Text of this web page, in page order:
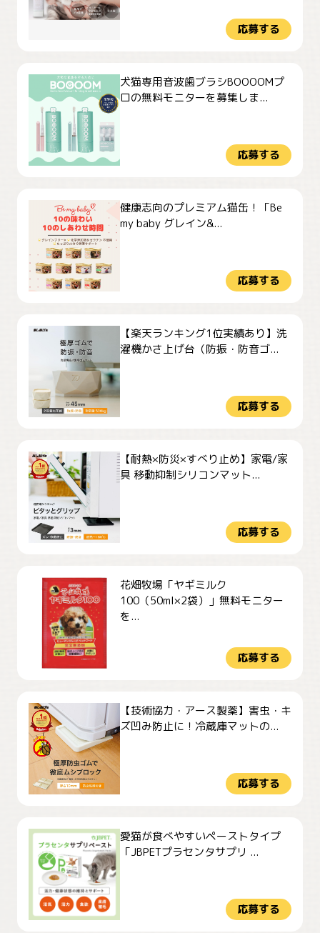
応募する
犬猫専用音波歯ブラシBOOOOMプ
ロの無料モニターを募集しま...
応募する
健康志向のプレミアム猫缶！「Be
my baby グレイン&...
応募する
【楽天ランキング1位実績あり】洗
濯機かさ上げ台（防振・防音ゴ...
応募する
【耐熱×防災×すべり止め】家電/家
具 移動抑制シリコンマット...
応募する
花畑牧場「ヤギミルク
100（50ml×2袋）」無料モニター
を...
応募する
【技術協力・アース製薬】害虫・キ
ズ凹み防止に！冷蔵庫マットの...
応募する
愛猫が食べやすいペーストタイプ
「JBPETプラセンタサプリ ...
応募する